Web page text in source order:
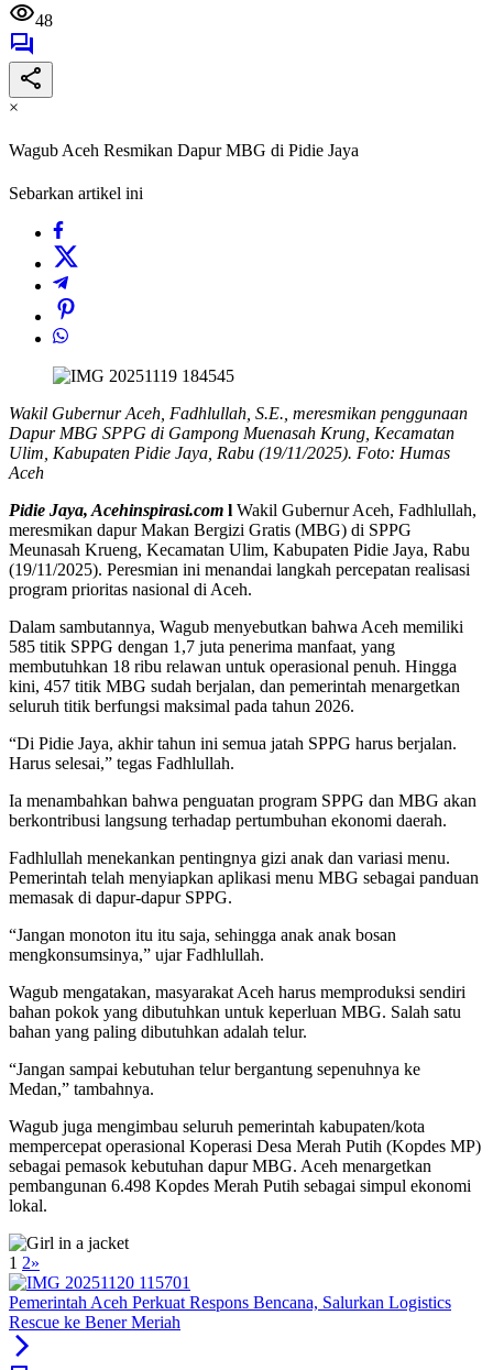
48
×
Wagub Aceh Resmikan Dapur MBG di Pidie Jaya
Sebarkan artikel ini
Wakil Gubernur Aceh, Fadhlullah, S.E., meresmikan penggunaan
Dapur MBG SPPG di Gampong Muenasah Krung, Kecamatan
Ulim, Kabupaten Pidie Jaya, Rabu (19/11/2025). Foto: Humas
Aceh
Pidie Jaya, Acehinspirasi.com l Wakil Gubernur Aceh, Fadhlullah,
meresmikan dapur Makan Bergizi Gratis (MBG) di SPPG
Meunasah Krueng, Kecamatan Ulim, Kabupaten Pidie Jaya, Rabu
(19/11/2025). Peresmian ini menandai langkah percepatan realisasi
program prioritas nasional di Aceh.
Dalam sambutannya, Wagub menyebutkan bahwa Aceh memiliki
585 titik SPPG dengan 1,7 juta penerima manfaat, yang
membutuhkan 18 ribu relawan untuk operasional penuh. Hingga
kini, 457 titik MBG sudah berjalan, dan pemerintah menargetkan
seluruh titik berfungsi maksimal pada tahun 2026.
“Di Pidie Jaya, akhir tahun ini semua jatah SPPG harus berjalan.
Harus selesai,” tegas Fadhlullah.
Ia menambahkan bahwa penguatan program SPPG dan MBG akan
berkontribusi langsung terhadap pertumbuhan ekonomi daerah.
Fadhlullah menekankan pentingnya gizi anak dan variasi menu.
Pemerintah telah menyiapkan aplikasi menu MBG sebagai panduan
memasak di dapur-dapur SPPG.
“Jangan monoton itu itu saja, sehingga anak anak bosan
mengkonsumsinya,” ujar Fadhlullah.
Wagub mengatakan, masyarakat Aceh harus memproduksi sendiri
bahan pokok yang dibutuhkan untuk keperluan MBG. Salah satu
bahan yang paling dibutuhkan adalah telur.
“Jangan sampai kebutuhan telur bergantung sepenuhnya ke
Medan,” tambahnya.
Wagub juga mengimbau seluruh pemerintah kabupaten/kota
mempercepat operasional Koperasi Desa Merah Putih (Kopdes MP)
sebagai pemasok kebutuhan dapur MBG. Aceh menargetkan
pembangunan 6.498 Kopdes Merah Putih sebagai simpul ekonomi
lokal.
1 2»
Pemerintah Aceh Perkuat Respons Bencana, Salurkan Logistics
Rescue ke Bener Meriah